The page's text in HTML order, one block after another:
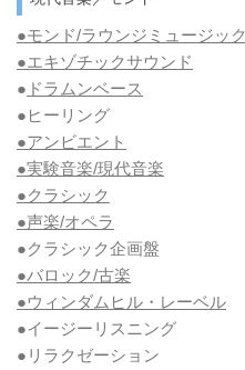
●モンド/ラウンジミュージック
●エキゾチックサウンド
● ドラムンベース
●ヒーリング
●アンビエント
●実験音楽/現代音楽
●クラシック
●声楽/オペラ
●クラシック企画盤
●バロック/古楽
●ウィンダムヒル・レーベル
●イージーリスニング
●リラクゼーション